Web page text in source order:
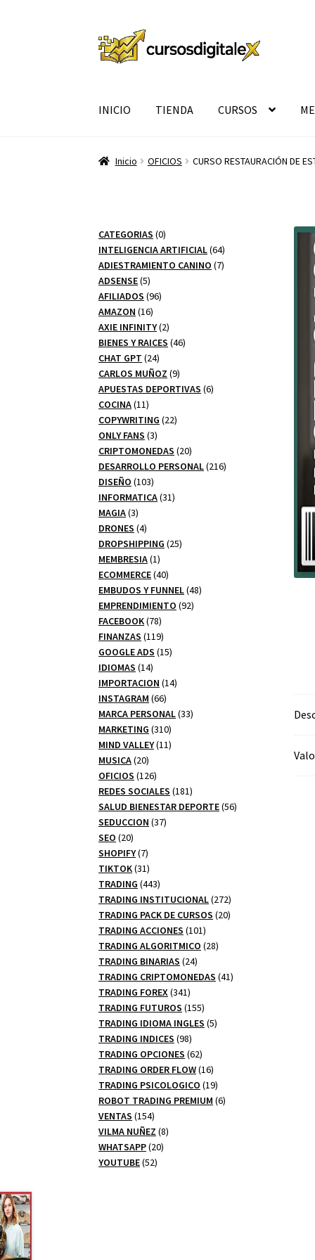
Ir
a
Ir
al
INICIO TIENDA CURSOS
Inicio OFICIOS CURSO RESTAURACIÓN DE
CATEGORIAS 00
productos
INTELIGENCIA ARTIFICIAL 6464
productos
ADIESTRAMIENTO CANINO 77
ADSENSE 55
productos
AFILIADOS 9696
AMAZON 1616
productos
AXIE INFINITY 22
productos
BIENES Y RAICES 4646
CHAT GPT 2424
productos
CARLOS MUÑOZ 99
productos
APUESTAS DEPORTIVAS 66
COCINA 1111
productos
COPYWRITING 2222
ONLY FANS 33
productos
CRIPTOMONEDAS 2020
productos
DESARROLLO PERSONAL 216216
DISEÑO 103103
productos
INFORMATICA 3131
MAGIA 33
productos
DRONES 44
productos
DROPSHIPPING 2525
MEMBRESIA 11
producto
ECOMMERCE 4040
productos
EMBUDOS Y FUNNEL 4848
EMPRENDIMIENTO 9292
FACEBOOK 7878
productos
FINANZAS 119119
productos
GOOGLE ADS 1515
IDIOMAS 1414
productos
IMPORTACION 1414
INSTAGRAM 6666
productos
MARCA PERSONAL 3333
MARKETING 310310
productos
MIND VALLEY 1111
MUSICA 2020
productos
OFICIOS 126126
productos
REDES SOCIALES 181181
productos
SALUD BIENESTAR DEPORTE 5656
SEDUCCION 3737
SEO 2020
productos
SHOPIFY 77
productos
TIKTOK 3131
productos
TRADING 443443
productos
TRADING INSTITUCIONAL 272272
productos
TRADING PACK DE CURSOS 2020
TRADING ACCIONES 101101
productos
TRADING ALGORITMICO 2828
TRADING BINARIAS 2424
productos
TRADING CRIPTOMONEDAS 4141
TRADING FOREX 341341
productos
TRADING FUTUROS 155155
productos
TRADING IDIOMA INGLES 55
TRADING INDICES 9898
productos
TRADING OPCIONES 6262
productos
TRADING ORDER FLOW 1616
productos
TRADING PSICOLOGICO 1919
productos
ROBOT TRADING PREMIUM 66
VENTAS 154154
productos
VILMA NUÑEZ 88
WHATSAPP 2020
YOUTUBE 5252